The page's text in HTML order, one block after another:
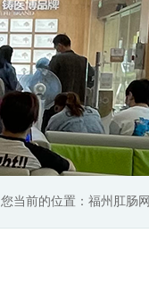
您当前的位置： 福州肛肠网